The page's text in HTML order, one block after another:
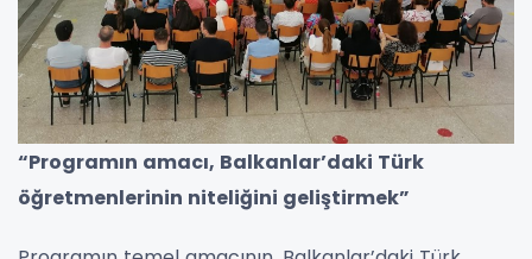
“Programın amacı, Balkanlar’daki Türk
öğretmenlerinin niteliğini geliştirmek”